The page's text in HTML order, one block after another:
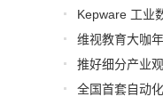
Kepware 工业
维视教育大咖